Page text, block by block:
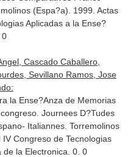
(Espa?a). 1999. Actas
Aplicadas a la Ense?
0
Cascado Caballero,
Sevillano Ramos, Jose
la Ense?Anza de Memorias
Journees D?Tudes
Italiannes. Torremolinos
Congreso de Tecnologias
de la Electronica. 0. 0